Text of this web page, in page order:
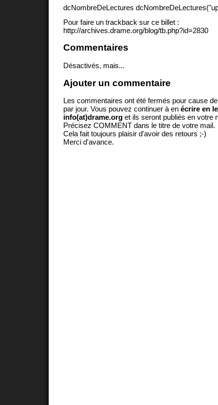
dcNombreDeLectures
Pour faire un trackback sur ce billet :
http://archives.drame.org/blog/tb.php?id=2830
Commentaires
Désactivés, mais...
Ajouter un commentaire
Les commentaires ont été fermés pour cause
par jour. Vous pouvez continuer à en écrire en
info(at)drame.org et ils seront publiés en votre
Précisez COMMENT dans le titre de votre mail.
Cela fait toujours plaisir d'avoir des retours ;-)
Merci d'avance.